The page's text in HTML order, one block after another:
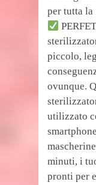
per tutta
piccolo,
ovunque.
utilizzato
minuti, i
pronti per